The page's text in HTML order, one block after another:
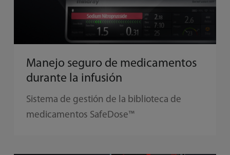
Manejo seguro de medicamentos
durante la infusión
Sistema de gestión de la biblioteca de
medicamentos SafeDose™